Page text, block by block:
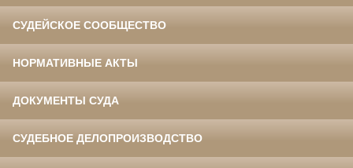
СУДЕЙСКОЕ СООБЩЕСТВО
НОРМАТИВНЫЕ АКТЫ
ДОКУМЕНТЫ СУДА
СУДЕБНОЕ ДЕЛОПРОИЗВОДСТВО